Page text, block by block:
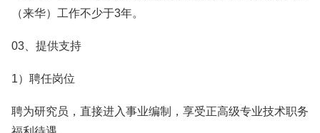
（来华）工作不少于3年。
03、提供支持
1）聘任岗位
聘为研究员，直接进入事业编制，享受正高级专业技术职务